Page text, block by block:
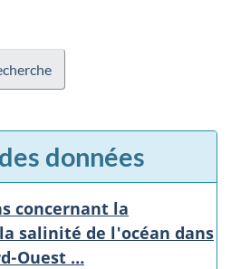
données
concernant la
salinité de l'océan dans
Ouest …